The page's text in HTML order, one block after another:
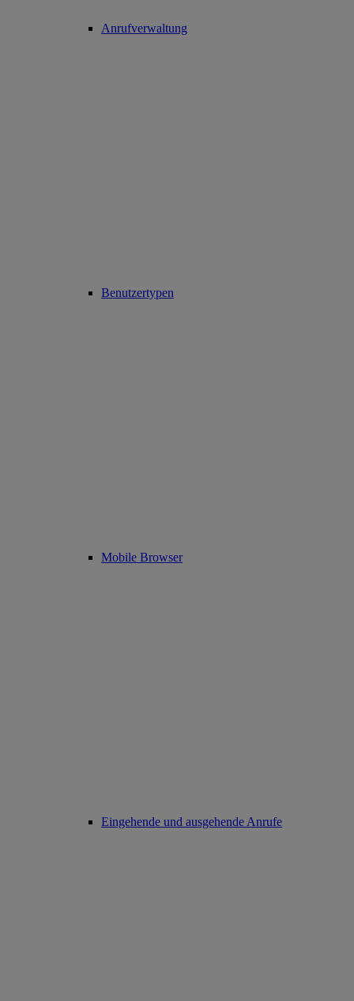
Anrufverwaltung
Benutzertypen
Mobile Browser
Eingehende und ausgehende Anrufe